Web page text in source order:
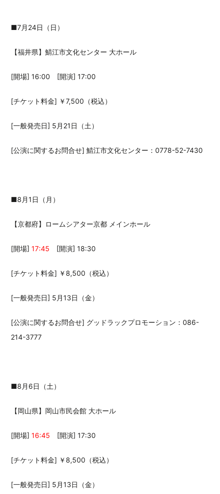
■7月24日（日）
【福井県】鯖江市文化センター 大ホール
[開場] 16:00 [開演] 17:00
[チケット料金] ￥7,500（税込）
[一般発売日] 5月21日（土）
[公演に関するお問合せ] 鯖江市文化センター：0778-52-7430
■8月1日（月）
【京都府】ロームシアター京都 メインホール
[開場] 17:45 [開演] 18:30
[チケット料金] ￥8,500（税込）
[一般発売日] 5月13日（金）
[公演に関するお問合せ] グッドラックプロモーション：086-
214-3777
■8月6日（土）
【岡山県】岡山市民会館 大ホール
[開場] 16:45 [開演] 17:30
[チケット料金] ￥8,500（税込）
[一般発売日] 5月13日（金）